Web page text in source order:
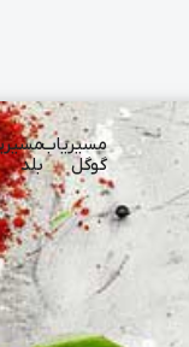
مسیریاب
گوگل
بلد